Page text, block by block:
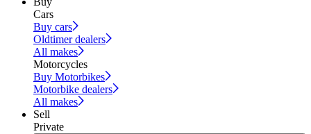
Cars
Buy cars
Oldtimer dealers
All makes
Motorcycles
Buy Motorbikes
Motorbike dealers
All makes
Sell
Private